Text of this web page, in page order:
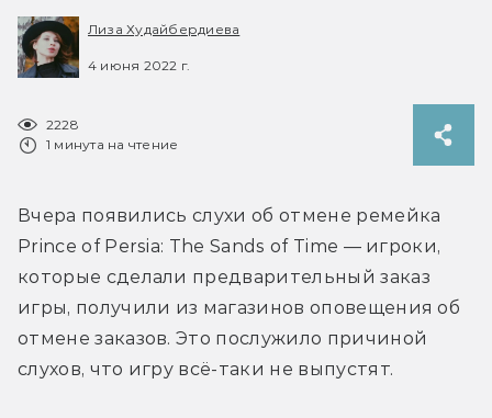
Лиза Худайбердиева
4 июня 2022 г.
2228
1 минута на чтение
Вчера появились слухи об отмене ремейка
Prince of Persia: The Sands of Time — игроки,
которые сделали предварительный заказ
игры, получили из магазинов оповещения об
отмене заказов. Это послужило причиной
слухов, что игру всё-таки не выпустят.